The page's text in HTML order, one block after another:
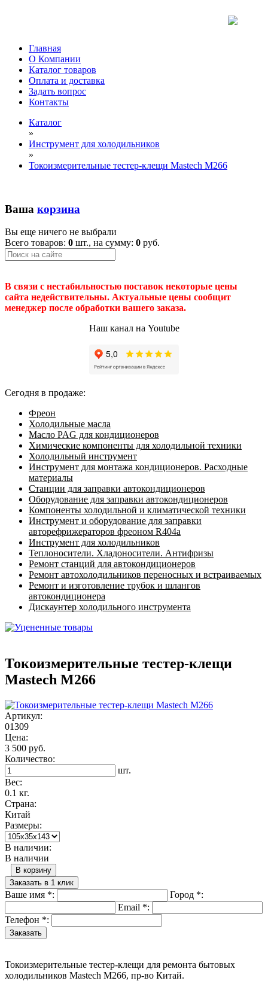
Главная
О Компании
Каталог товаров
Оплата и доставка
Задать вопрос
Контакты
Каталог
»
Инструмент для холодильников
»
Токоизмерительные тестер-клещи Mastech M266
Ваша корзина
Вы еще ничего не выбрали
Всего товаров: 0 шт., на сумму: 0 руб.
В связи с нестабильностью поставок некоторые цены
сайта недействительны. Актуальные цены сообщит
менеджер после обработки вашего заказа.
Наш канал на Youtube
Сегодня в продаже:
Фреон
Холодильные масла
Масло PAG для кондиционеров
Химические компоненты для холодильной техники
Холодильный инструмент
Инструмент для монтажа кондиционеров. Расходные
материалы
Станции для заправки автокондиционеров
Оборудование для заправки автокондиционеров
Компоненты холодильной и климатической техники
Инструмент и оборудование для заправки
авторефрижераторов фреоном R404a
Инструмент для холодильников
Теплоносители. Хладоносители. Антифризы
Ремонт станций для автокондиционеров
Ремонт автохолодильников переносных и встраиваемых
Ремонт и изготовление трубок и шлангов
автокондиционера
Дискаунтер холодильного инструмента
Токоизмерительные тестер-клещи
Mastech M266
Артикул:
01309
Цена:
3 500 руб.
Количество:
шт.
Вес:
0.1 кг.
Страна:
Китай
Размеры:
В наличии:
В наличии
В корзину
Заказать в 1 клик
Ваше имя *: Город *:
Email *:
Телефон *:
Токоизмерительные тестер-клещи для ремонта бытовых
холодильников Mastech M266, пр-во Китай.